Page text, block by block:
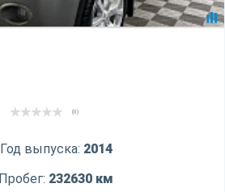
(0)
Год выпуска: 2014
Пробег: 232630 км